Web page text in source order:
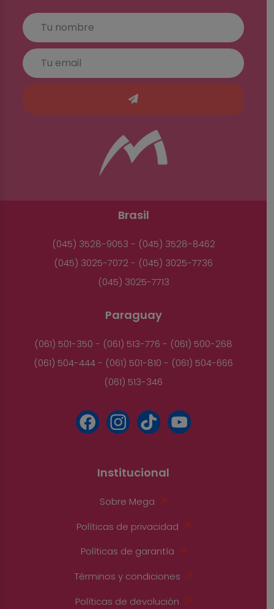
Brasil
(045) 3528-9053 - (045) 3528-8462
(045) 3025-7072 - (045) 3025-7736
(045) 3025-7713
Paraguay
(061) 501-350 - (061) 513-776 - (061) 500-268
(061) 504-444 - (061) 501-810 - (061) 504-666
(061) 513-346
Institucional
Sobre Mega
Políticas de privacidad
Políticas de garantía
Términos y condiciones
Políticas de devolución